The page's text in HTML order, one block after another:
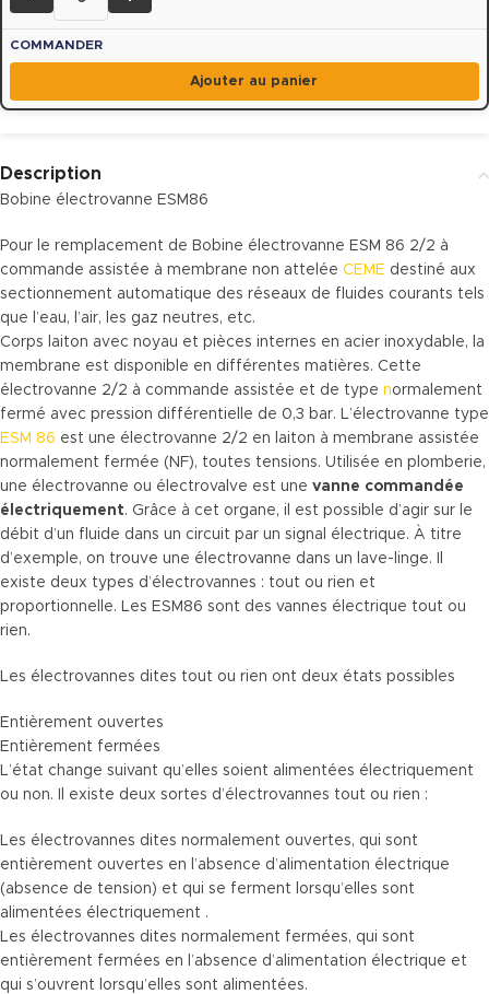
Ajouter au panier
Description
Bobine électrovanne ESM86
Pour le remplacement de Bobine électrovanne ESM 86 2/2 à
commande assistée à membrane non attelée CEME destiné aux
sectionnement automatique des réseaux de fluides courants tels
que l’eau, l’air, les gaz neutres, etc.
Corps laiton avec noyau et pièces internes en acier inoxydable, la
membrane est disponible en différentes matières. Cette
électrovanne 2/2 à commande assistée et de type normalement
fermé avec pression différentielle de 0,3 bar. L’électrovanne type
ESM 86 est une électrovanne 2/2 en laiton à membrane assistée
normalement fermée (NF), toutes tensions. Utilisée en plomberie,
une électrovanne ou électrovalve est une vanne commandée
électriquement. Grâce à cet organe, il est possible d’agir sur le
débit d’un fluide dans un circuit par un signal électrique. À titre
d’exemple, on trouve une électrovanne dans un lave-linge. Il
existe deux types d’électrovannes : tout ou rien et
proportionnelle. Les ESM86 sont des vannes électrique tout ou
rien.
Les électrovannes dites tout ou rien ont deux états possibles
Entièrement ouvertes
Entièrement fermées
L’état change suivant qu’elles soient alimentées électriquement
ou non. Il existe deux sortes d’électrovannes tout ou rien :
Les électrovannes dites normalement ouvertes, qui sont
entièrement ouvertes en l’absence d’alimentation électrique
(absence de tension) et qui se ferment lorsqu’elles sont
alimentées électriquement .
Les électrovannes dites normalement fermées, qui sont
entièrement fermées en l’absence d’alimentation électrique et
qui s’ouvrent lorsqu’elles sont alimentées.